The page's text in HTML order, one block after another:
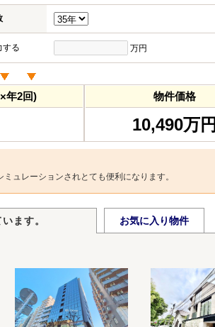
する 万円
年2回) 物件価格
10,490万円
ュレーションされとても便利になります。
ます。 お気に入り物件